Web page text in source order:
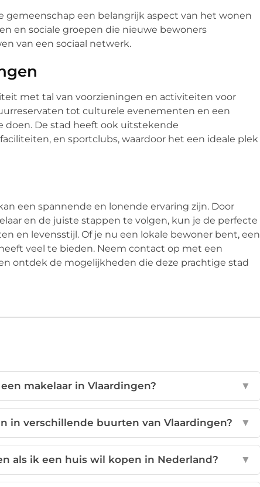
gemeenschap een belangrijk aspect van het wonen
en sociale groepen die nieuwe bewoners
van een sociaal netwerk.
met tal van voorzieningen en activiteiten voor
tot culturele evenementen en een
doen. De stad heeft ook uitstekende
en sportclubs, waardoor het een ideale plek
een spannende en lonende ervaring zijn. Door
en de juiste stappen te volgen, kun je de perfecte
en levensstijl. Of je nu een lokale bewoner bent, een
veel te bieden. Neem contact op met een
ontdek de mogelijkheden die deze prachtige stad
makelaar in Vlaardingen? ▼
in verschillende buurten van Vlaardingen? ▼
als ik een huis wil kopen in Nederland? ▼